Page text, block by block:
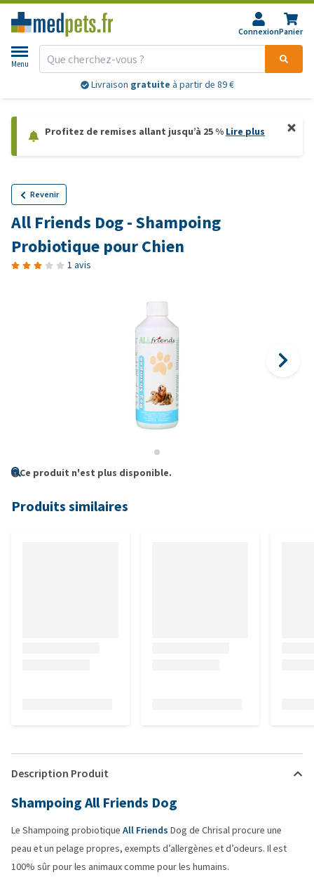
ConnexionPanier
Menu
Livraison gratuite à partir de 89 €
Profitez de remises allant jusqu’à 25 % Lire plus
Revenir
All Friends Dog - Shampoing
Probiotique pour Chien
1 avis
Ce produit n'est plus disponible.
Produits similaires
Description Produit
Shampoing All Friends Dog
Le Shampoing probiotique All Friends Dog de Chrisal procure une
peau et un pelage propres, exempts d’allergènes et d’odeurs. Il est
100% sûr pour les animaux comme pour les humains.